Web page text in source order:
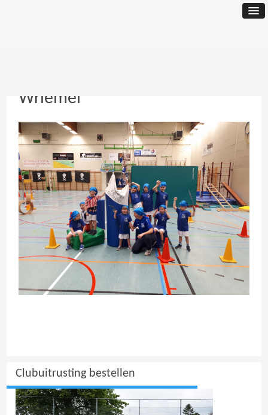
Wriemel
Clubuitrusting bestellen